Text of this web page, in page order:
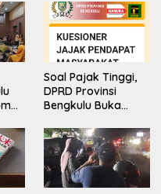
Soal Pajak Tinggi,
DPRD Provinsi
Bengkulu Buka
Pengaduan
Masyarakat